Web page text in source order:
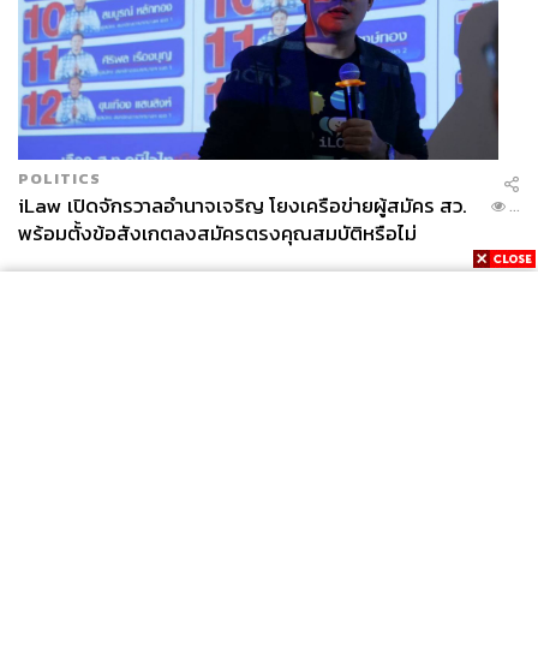
POLITICS
iLaw เปิดจักรวาลอำนาจเจริญ โยงเครือข่ายผู้สมัคร สว.
พร้อมตั้งข้อสังเกตลงสมัครตรงคุณสมบัติหรือไม่
...